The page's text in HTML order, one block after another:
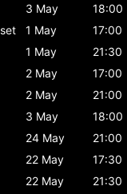
3 May
18:00
1 May
17:00
1 May
21:30
2 May
17:00
2 May
21:00
3 May
18:00
24 May
21:00
22 May
17:30
22 May
21:30